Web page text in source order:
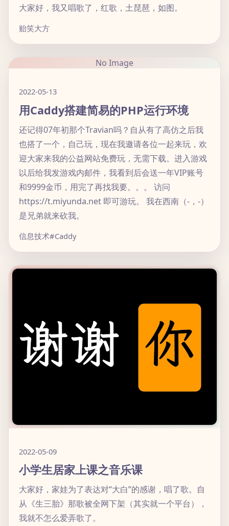
大家好，我又唱歌了，红歌，土琵琶，如图。
贻笑大方
No Image
2022-05-13
用Caddy搭建简易的PHP运行环境
还记得07年初那个Travian吗？自从有了高仿之后我
也搭了一个，自己玩，现在我邀请各位一起来玩，欢
迎大家来我的公益网站免费玩，无需下载。进入游戏
以后给我发游戏内邮件，我看到后会送一年VIP账号
和9999金币，用完了再找我要。。。 访问
https://t.miyunda.net 即可游玩。 我在西南（-，-）
是兄弟就来砍我。
信息技术#Caddy
2022-05-09
小学生居家上课之音乐课
大家好，家娃为了表达对“大白”的感谢，唱了歌。自
从《生三胎》那歌被全网下架（其实就一个平台），
我就不怎么爱弄歌了。